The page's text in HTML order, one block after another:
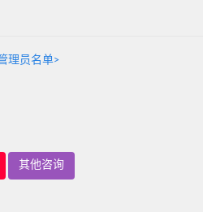
理员名单>
其他咨询